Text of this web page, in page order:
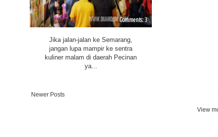
Jika jalan-jalan ke Semarang,
jangan lupa mampir ke sentra
kuliner malam di daerah Pecinan
ya...
3
Newer Posts
View